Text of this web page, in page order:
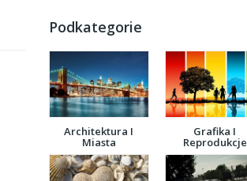
Podkategorie
Architektura I
Miasta
Grafika I
Reprodukcje